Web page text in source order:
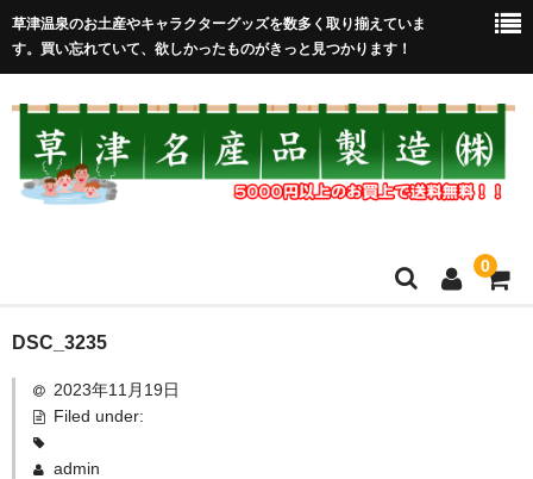
草津温泉のお土産やキャラクターグッズを数多く取り揃えていま
す。買い忘れていて、欲しかったものがきっと見つかります！
0
HOME
在庫処分セール
全取扱商品
DSC_3235
2023年11月19日
Filed under:
admin